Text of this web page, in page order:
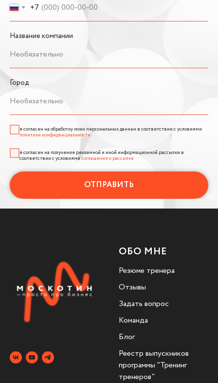
+7
Название компании
Необязательно
Город
Необязательно
я согласен на обработку моих персональных данных в соответствии с условиями
политики конфиденциальности
я согласен на получение рекламной и иной информационной рассылки в
соответствии с условиямисоглашения о рассылке
ОТПРАВИТЬ
ОБО МНЕ
Резюме тренера
Отзывы
Задать вопрос
Команда
Блог
Реестр выпускников
программы "Тренинг
тренеров"